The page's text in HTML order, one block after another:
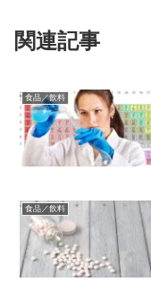
関連記事
食品／飲料
食品／飲料